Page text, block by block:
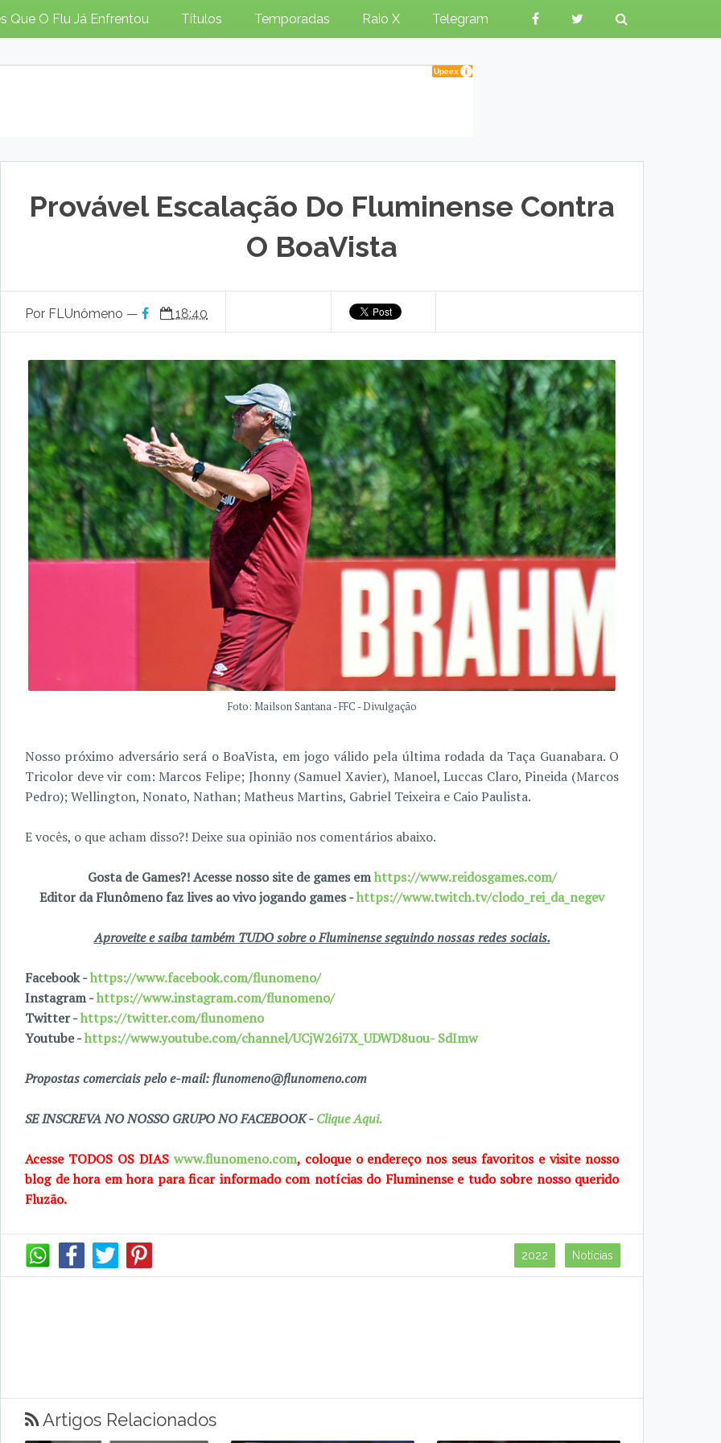
Que O Flu Já Enfrentou Títulos Temporadas Raio X Telegram
Provável Escalação Do Fluminense Contra
O BoaVista
Por FLUnômeno — 18:40
Foto: Mailson Santana - FFC - Divulgação
Nosso próximo adversário será o BoaVista, em jogo válido pela última rodada da Taça Guanabara. O
Tricolor deve vir com: ​Marcos Felipe; Jhonny (Samuel Xavier), Manoel, Luccas Claro, Pineida (Marcos
Pedro); Wellington, Nonato, Nathan; Matheus Martins, Gabriel Teixeira e Caio Paulista.
E vocês, o que acham disso?! Deixe sua opinião nos comentários abaixo.
Gosta de Games?! Acesse nosso site de games emhttps://www.reidosgames.com/
Editor da Flunômeno faz lives ao vivo jogando games -https://www.twitch.tv/clodo_rei_da_negev
Aproveite e saiba também TUDO sobre o Fluminense seguindo nossas redes sociais.
Facebook -https://www.facebook.com/flunomeno/
Instagram -https://www.instagram.com/flunomeno/
Twitter -https://twitter.com/flunomeno
Youtube -https://www.youtube.com/channel/UCjW26i7X_UDWD8uou- SdImw
Propostas comerciais pelo e-mail: flunomeno@flunomeno.com
SE INSCREVA NO NOSSO GRUPO NO FACEBOOK -Clique Aqui.
Acesse TODOS OS DIAS www.flunomeno.com, coloque o endereço nos seus favoritos e visite nosso
blog dehora em hora para ficar informado com notícias do Fluminense e tudo sobre nosso querido
Fluzão.
2022 Notícias
Artigos Relacionados